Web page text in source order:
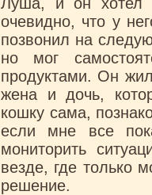
очевидно, что у
позвонил на
но мог
продуктами. Он
жена и дочь,
кошку сама,
если мне все
мониторить
везде, где только
решение.